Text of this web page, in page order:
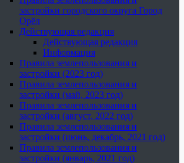
застройки городского округа Город
Орёл
Действующая редакция
Действующая редакция
Информация
Правила землепользования и
застройки (2023 год)
Правила землепользования и
застройки (май, 2023 год)
Правила землепользования и
застройки (август, 2022 год)
Правила землепользования и
застройки (июнь, декабрь, 2021 год)
Правила землепользования и
застройки (январь, 2021 год)